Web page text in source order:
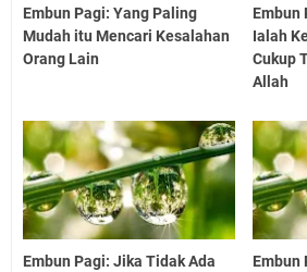
Embun Pagi: Yang Paling
Mudah itu Mencari Kesalahan
Orang Lain
Embun
Ialah
Cukup
Allah
Embun Pagi: Jika Tidak Ada
Embun